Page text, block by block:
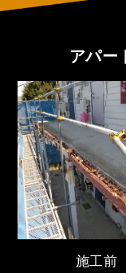
アパー
施工前